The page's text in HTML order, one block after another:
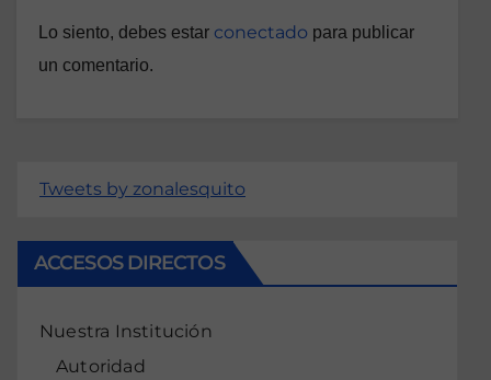
Lo siento, debes estar conectado para publicar
un comentario.
Tweets by zonalesquito
ACCESOS DIRECTOS
Nuestra Institución
Autoridad